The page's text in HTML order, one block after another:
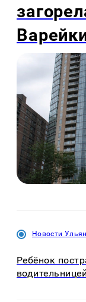
Новости
Ребёнок